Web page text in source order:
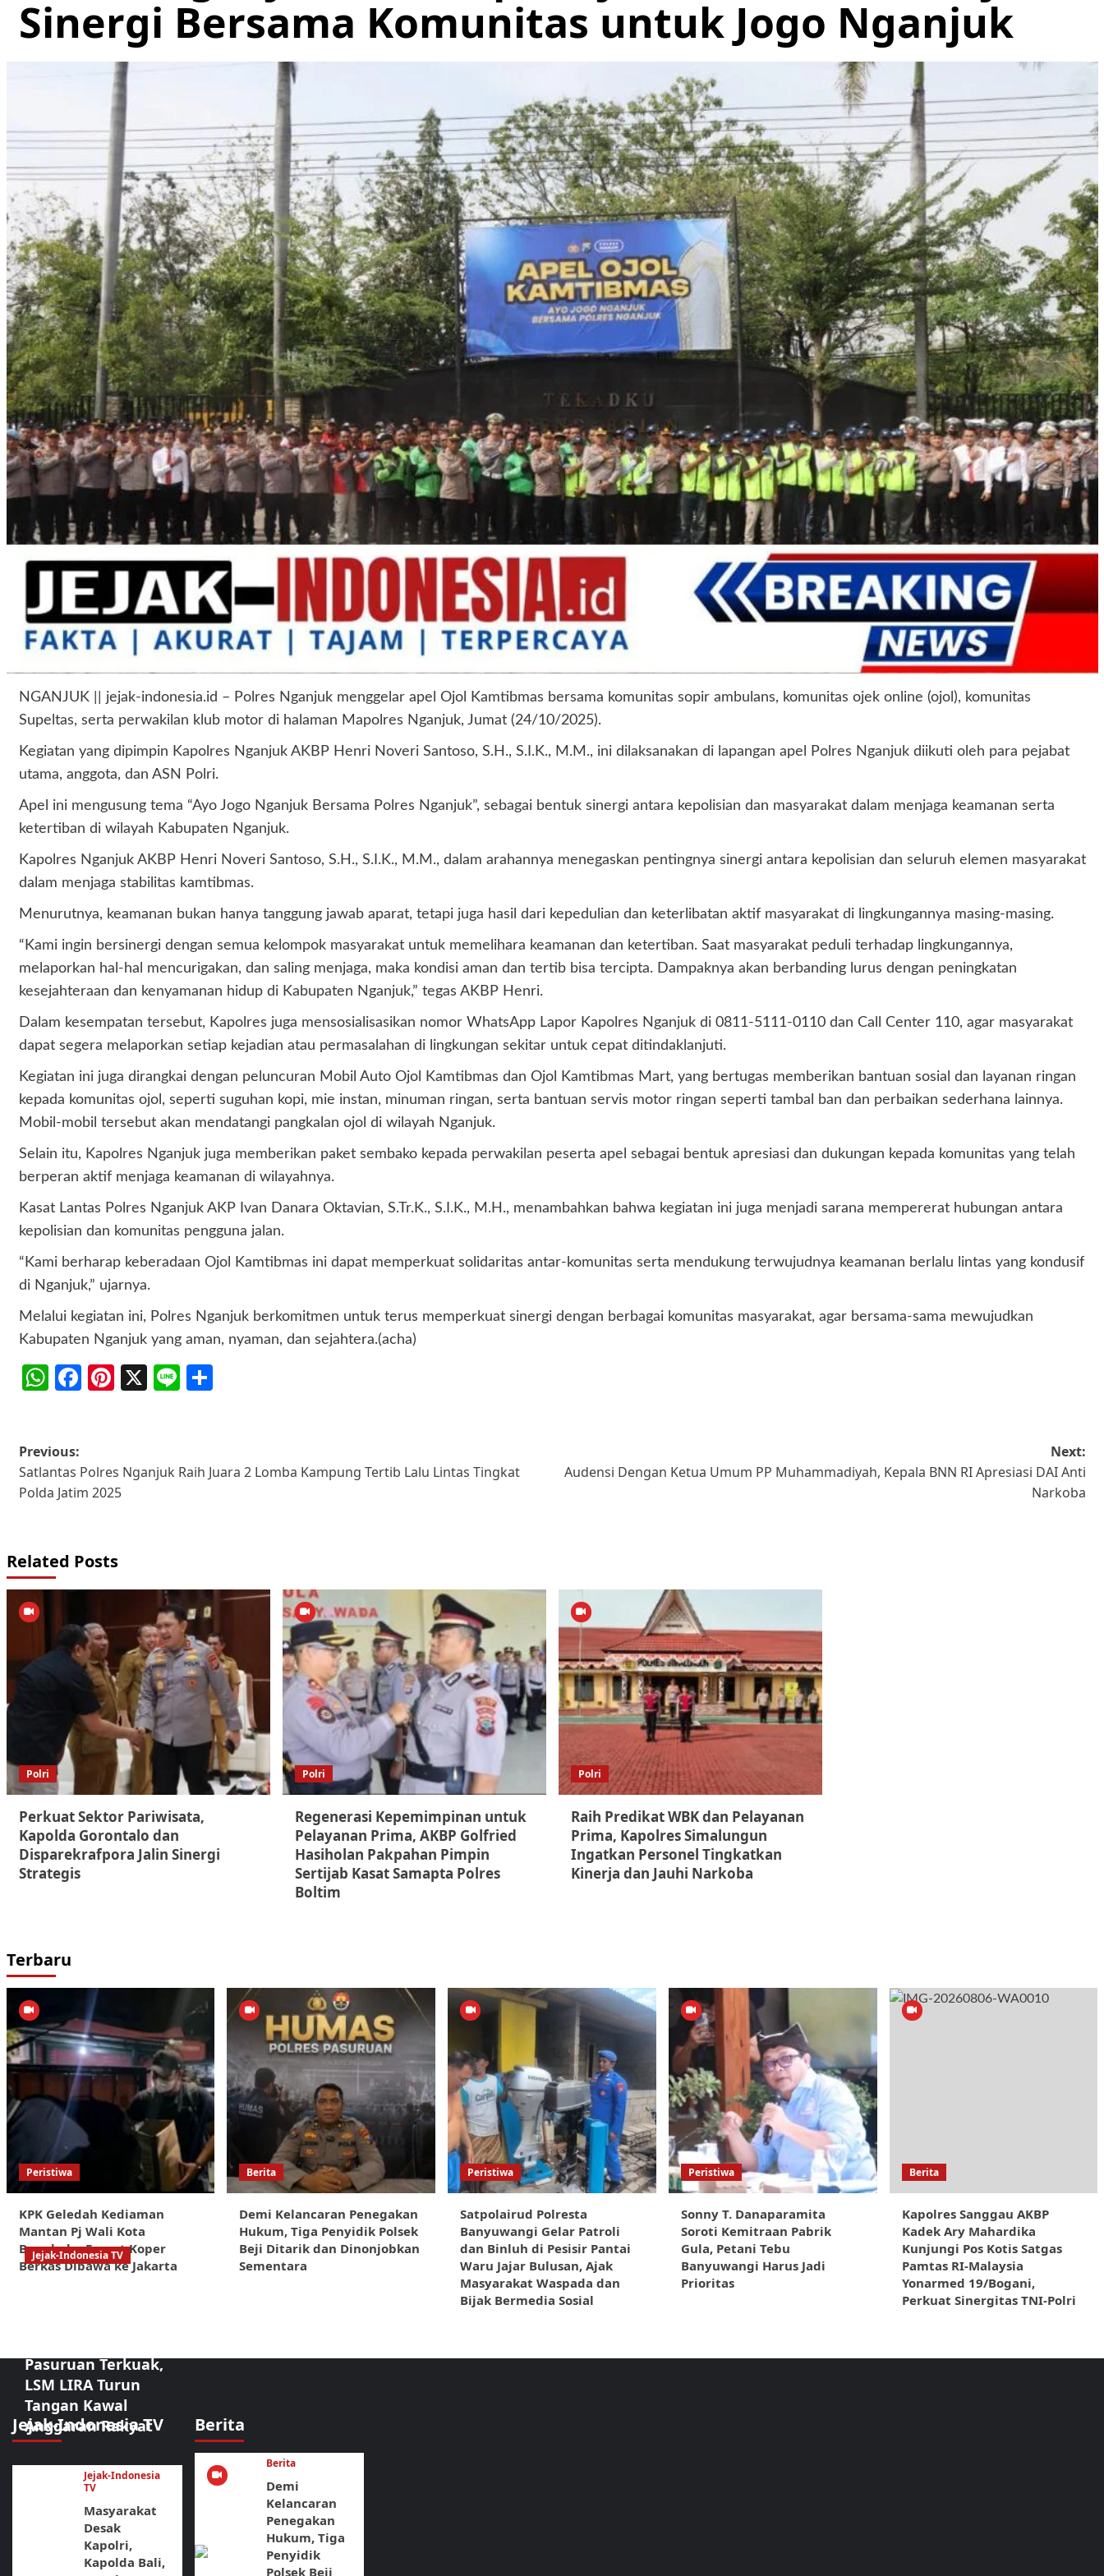
Sinergi Bersama Komunitas untuk Jogo Nganjuk
NGANJUK || jejak-indonesia.id – Polres Nganjuk menggelar apel Ojol Kamtibmas bersama komunitas sopir ambulans, komunitas ojek online (ojol), komunitas
Supeltas, serta perwakilan klub motor di halaman Mapolres Nganjuk, Jumat (24/10/2025).
Kegiatan yang dipimpin Kapolres Nganjuk AKBP Henri Noveri Santoso, S.H., S.I.K., M.M., ini dilaksanakan di lapangan apel Polres Nganjuk diikuti oleh para pejabat
utama, anggota, dan ASN Polri.
Apel ini mengusung tema “Ayo Jogo Nganjuk Bersama Polres Nganjuk”, sebagai bentuk sinergi antara kepolisian dan masyarakat dalam menjaga keamanan serta
ketertiban di wilayah Kabupaten Nganjuk.
Kapolres Nganjuk AKBP Henri Noveri Santoso, S.H., S.I.K., M.M., dalam arahannya menegaskan pentingnya sinergi antara kepolisian dan seluruh elemen masyarakat
dalam menjaga stabilitas kamtibmas.
Menurutnya, keamanan bukan hanya tanggung jawab aparat, tetapi juga hasil dari kepedulian dan keterlibatan aktif masyarakat di lingkungannya masing-masing.
“Kami ingin bersinergi dengan semua kelompok masyarakat untuk memelihara keamanan dan ketertiban. Saat masyarakat peduli terhadap lingkungannya,
melaporkan hal-hal mencurigakan, dan saling menjaga, maka kondisi aman dan tertib bisa tercipta. Dampaknya akan berbanding lurus dengan peningkatan
kesejahteraan dan kenyamanan hidup di Kabupaten Nganjuk,” tegas AKBP Henri.
Dalam kesempatan tersebut, Kapolres juga mensosialisasikan nomor WhatsApp Lapor Kapolres Nganjuk di 0811-5111-0110 dan Call Center 110, agar masyarakat
dapat segera melaporkan setiap kejadian atau permasalahan di lingkungan sekitar untuk cepat ditindaklanjuti.
Kegiatan ini juga dirangkai dengan peluncuran Mobil Auto Ojol Kamtibmas dan Ojol Kamtibmas Mart, yang bertugas memberikan bantuan sosial dan layanan ringan
kepada komunitas ojol, seperti suguhan kopi, mie instan, minuman ringan, serta bantuan servis motor ringan seperti tambal ban dan perbaikan sederhana lainnya.
Mobil-mobil tersebut akan mendatangi pangkalan ojol di wilayah Nganjuk.
Selain itu, Kapolres Nganjuk juga memberikan paket sembako kepada perwakilan peserta apel sebagai bentuk apresiasi dan dukungan kepada komunitas yang telah
berperan aktif menjaga keamanan di wilayahnya.
Kasat Lantas Polres Nganjuk AKP Ivan Danara Oktavian, S.Tr.K., S.I.K., M.H., menambahkan bahwa kegiatan ini juga menjadi sarana mempererat hubungan antara
kepolisian dan komunitas pengguna jalan.
“Kami berharap keberadaan Ojol Kamtibmas ini dapat memperkuat solidaritas antar-komunitas serta mendukung terwujudnya keamanan berlalu lintas yang kondusif
di Nganjuk,” ujarnya.
Melalui kegiatan ini, Polres Nganjuk berkomitmen untuk terus memperkuat sinergi dengan berbagai komunitas masyarakat, agar bersama-sama mewujudkan
Kabupaten Nganjuk yang aman, nyaman, dan sejahtera.(acha)
WhatsApp
Facebook
Pinterest
X Line
Post
navigation
Previous:
Satlantas Polres Nganjuk Raih Juara 2 Lomba Kampung Tertib Lalu Lintas Tingkat
Polda Jatim 2025
Next:
Audensi Dengan Ketua Umum PP Muhammadiyah, Kepala BNN RI Apresiasi DAI Anti
Narkoba
Related Posts
Polri
Perkuat Sektor Pariwisata,
Kapolda Gorontalo dan
Disparekrafpora Jalin Sinergi
Strategis
Polri
Regenerasi Kepemimpinan untuk
Pelayanan Prima, AKBP Golfried
Hasiholan Pakpahan Pimpin
Sertijab Kasat Samapta Polres
Boltim
Polri
Raih Predikat WBK dan Pelayanan
Prima, Kapolres Simalungun
Ingatkan Personel Tingkatkan
Kinerja dan Jauhi Narkoba
Terbaru
Peristiwa
KPK Geledah Kediaman
Mantan Pj Wali Kota
Bengkulu, Empat Koper
Berkas Dibawa ke Jakarta
Berita
Demi Kelancaran Penegakan
Hukum, Tiga Penyidik Polsek
Beji Ditarik dan Dinonjobkan
Sementara
Peristiwa
Satpolairud Polresta
Banyuwangi Gelar Patroli
dan Binluh di Pesisir Pantai
Waru Jajar Bulusan, Ajak
Masyarakat Waspada dan
Bijak Bermedia Sosial
Peristiwa
Sonny T. Danaparamita
Soroti Kemitraan Pabrik
Gula, Petani Tebu
Banyuwangi Harus Jadi
Prioritas
Berita
Kapolres Sanggau AKBP
Kadek Ary Mahardika
Kunjungi Pos Kotis Satgas
Pamtas RI-Malaysia
Yonarmed 19/Bogani,
Perkuat Sinergitas TNI-Polri
Jejak-Indonesia TV
Jejak-Indonesia TV
Pasuruan Terkuak,
LSM LIRA Turun
Tangan Kawal
Anggaran Rakyat
Jejak-Indonesia
TV
Masyarakat
Desak
Kapolri,
Kapolda Bali,
Berita
Berita
Demi
Kelancaran
Penegakan
Hukum, Tiga
Penyidik
Polsek Beji